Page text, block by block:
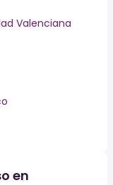
Valenciana
en